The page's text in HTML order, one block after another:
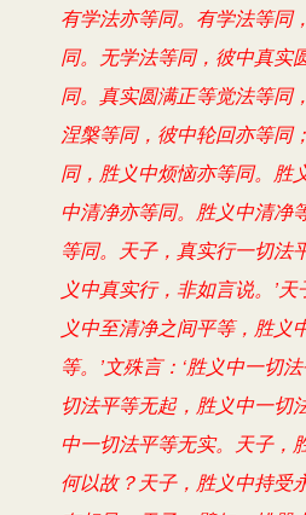
有学法亦等同。有学法等同
同。无学法等同，彼中真实
同。真实圆满正等觉法等同
涅槃等同，彼中轮回亦等同
同，胜义中烦恼亦等同。胜
中清净亦等同。胜义中清净
等同。天子，真实行一切法
义中真实行，非如言说。’
义中至清净之间平等，胜义
等。’文殊言：‘胜义中一切
切法平等无起，胜义中一切
中一切法平等无实。天子，
何以故？天子，胜义中持受